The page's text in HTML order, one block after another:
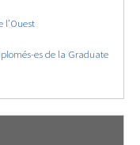
l’Ouest
es de la Graduate